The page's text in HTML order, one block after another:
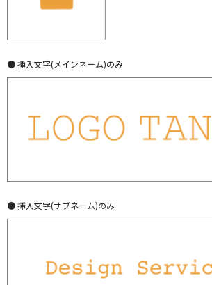
● 挿入文字(メインネーム)のみ
● 挿入文字(サブネーム)のみ